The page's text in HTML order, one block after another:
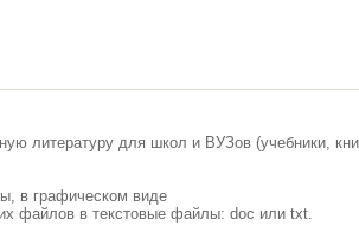
литературу для школ и ВУЗов (учебники,
в графическом виде
файлов в текстовые файлы: doc или txt.